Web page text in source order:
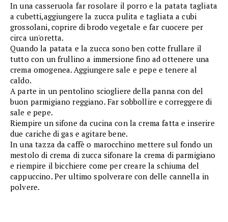
In una casseruola far rosolare il porro e la patata tagliata
a cubetti,aggiungere la zucca pulita e tagliata a cubi
grossolani, coprire di brodo vegetale e far cuocere per
circa un'oretta.
Quando la patata e la zucca sono ben cotte frullare il
tutto con un frullino a immersione fino ad ottenere una
crema omogenea. Aggiungere sale e pepe e tenere al
caldo.
A parte in un pentolino sciogliere della panna con del
buon parmigiano reggiano. Far sobbollire e correggere di
sale e pepe.
Riempire un sifone da cucina con la crema fatta e inserire
due cariche di gas e agitare bene.
In una tazza da caffè o marocchino mettere sul fondo un
mestolo di crema di zucca sifonare la crema di parmigiano
e riempire il bicchiere come per creare la schiuma del
cappuccino. Per ultimo spolverare con delle cannella in
polvere.